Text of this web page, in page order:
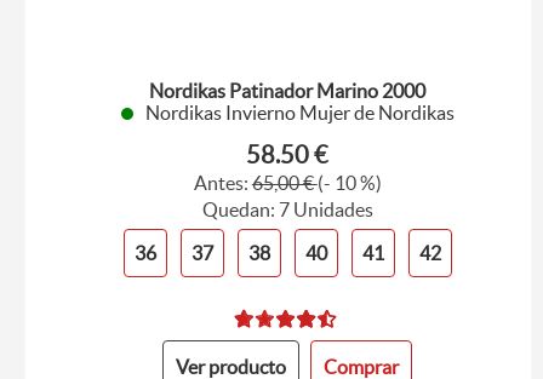
Nordikas Patinador Marino 2000
Nordikas Invierno Mujer de Nordikas
58.50 €
Antes:65,00 €(- 10 %)
Quedan: 7 Unidades
36
37 38 40 41 42
Ver producto Comprar